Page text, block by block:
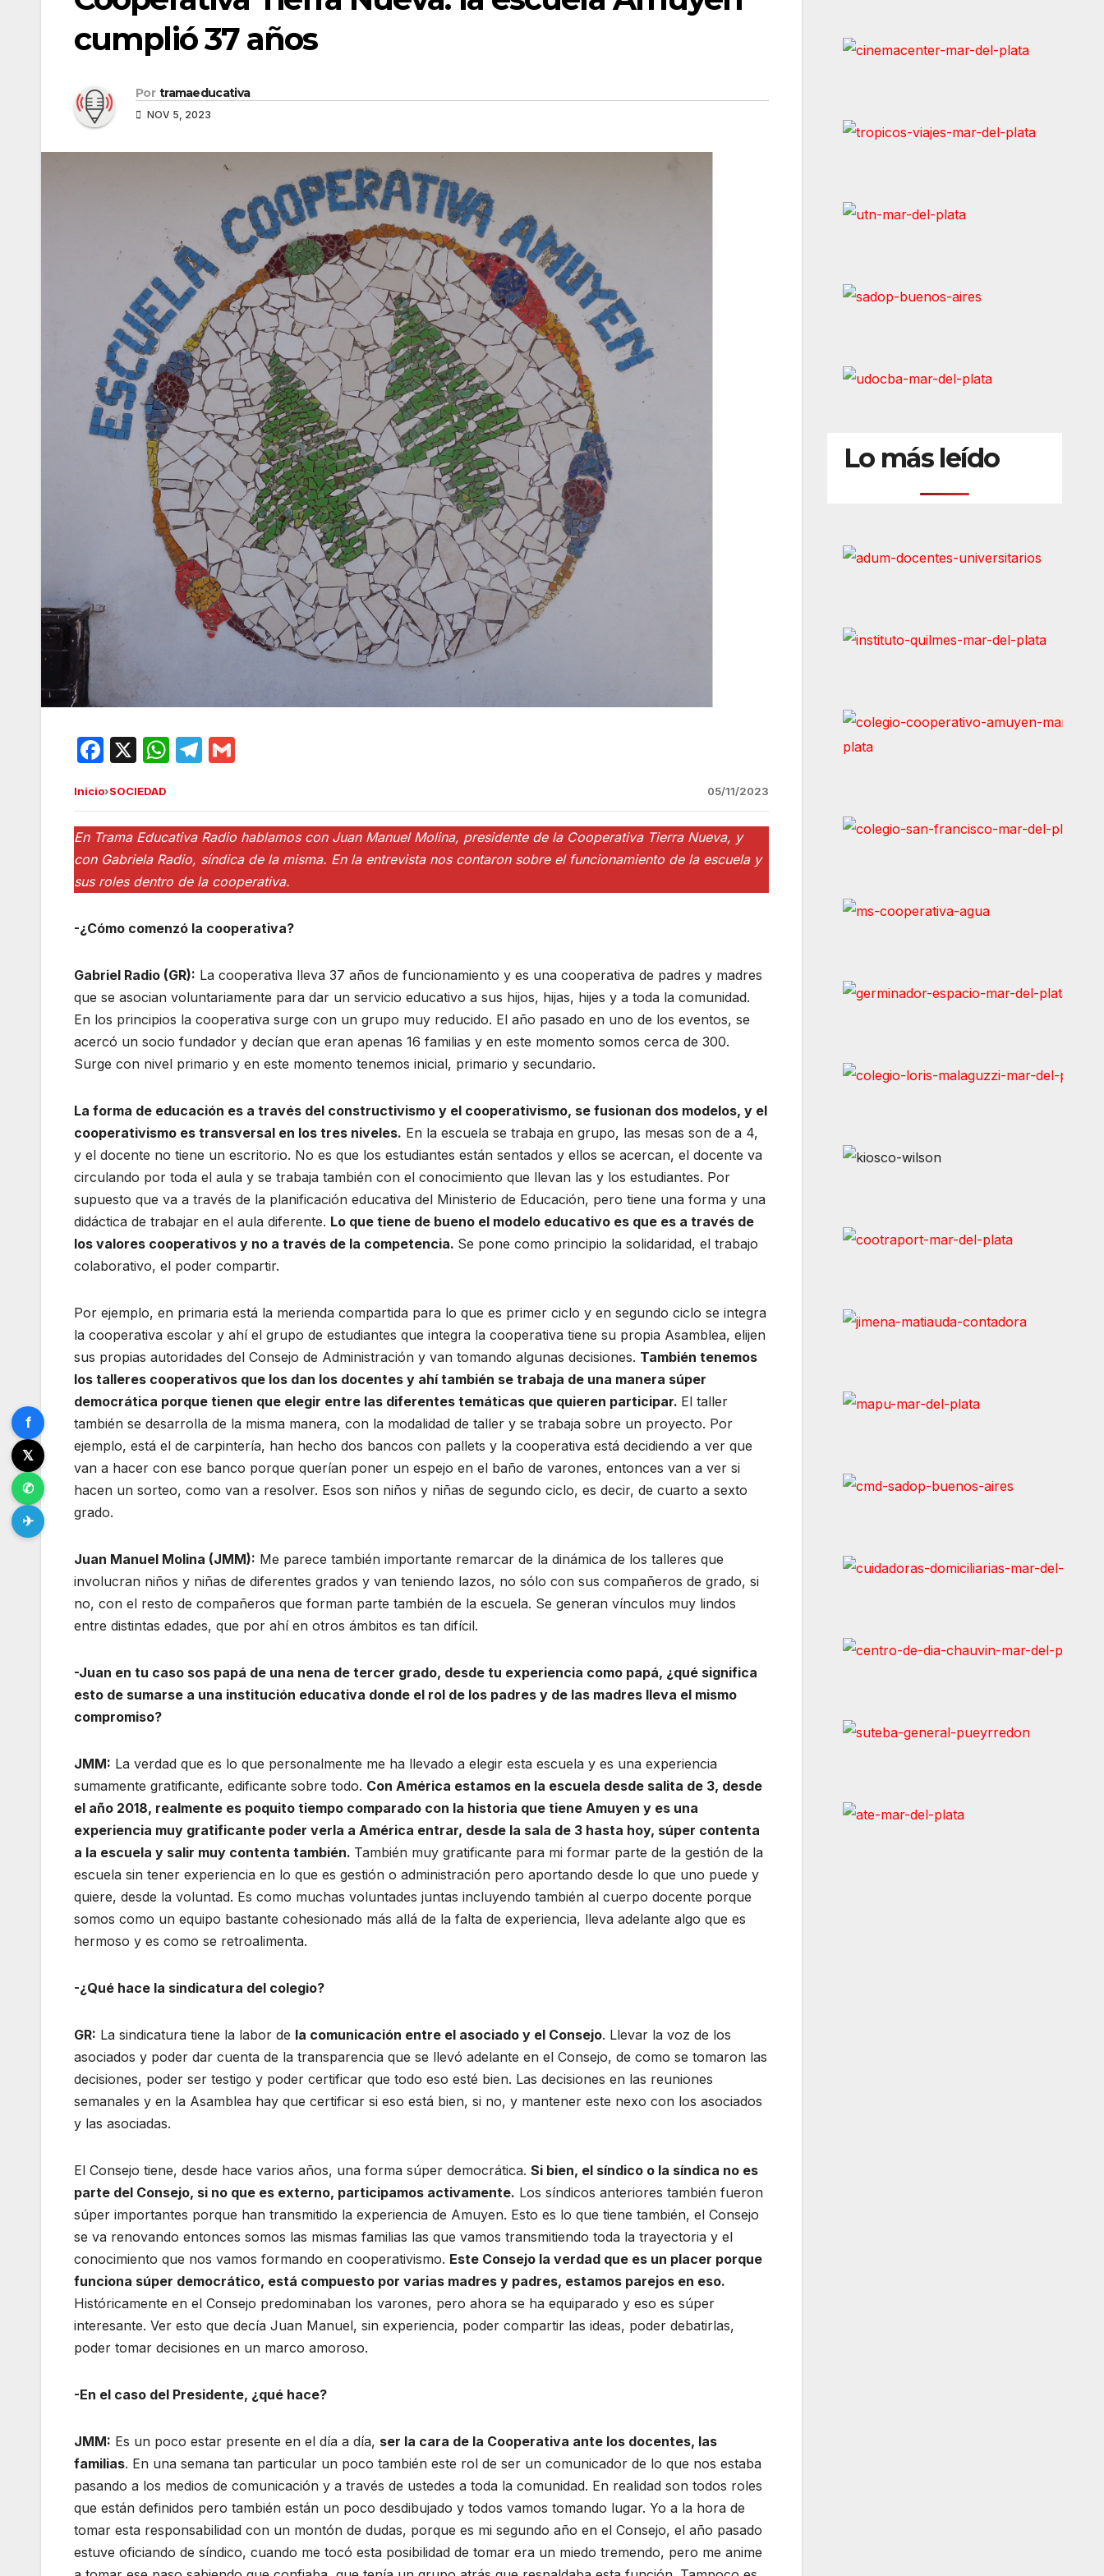
cumplió 37 años
Por tramaeducativa
NOV 5, 2023
F
c
e
b
o
k
X
W
at
s
A
p
T
e
gr
a
m
ail
Inicio›SOCIEDAD 05/11/2023
En Trama Educativa Radio hablamos con Juan Manuel Molina, presidente de la Cooperativa Tierra Nueva, y
con Gabriela Radio, síndica de la misma. En la entrevista nos contaron sobre el funcionamiento de la escuela y
sus roles dentro de la cooperativa.
-¿Cómo comenzó la cooperativa?
Gabriel Radio (GR): La cooperativa lleva 37 años de funcionamiento y es una cooperativa de padres y madres
que se asocian voluntariamente para dar un servicio educativo a sus hijos, hijas, hijes y a toda la comunidad.
En los principios la cooperativa surge con un grupo muy reducido. El año pasado en uno de los eventos, se
acercó un socio fundador y decían que eran apenas 16 familias y en este momento somos cerca de 300.
Surge con nivel primario y en este momento tenemos inicial, primario y secundario.
La forma de educación es a través del constructivismo y el cooperativismo, se fusionan dos modelos, y el
cooperativismo es transversal en los tres niveles. En la escuela se trabaja en grupo, las mesas son de a 4,
y el docente no tiene un escritorio. No es que los estudiantes están sentados y ellos se acercan, el docente va
circulando por toda el aula y se trabaja también con el conocimiento que llevan las y los estudiantes. Por
supuesto que va a través de la planificación educativa del Ministerio de Educación, pero tiene una forma y una
didáctica de trabajar en el aula diferente. Lo que tiene de bueno el modelo educativo es que es a través de
los valores cooperativos y no a través de la competencia. Se pone como principio la solidaridad, el trabajo
colaborativo, el poder compartir.
Por ejemplo, en primaria está la merienda compartida para lo que es primer ciclo y en segundo ciclo se integra
la cooperativa escolar y ahí el grupo de estudiantes que integra la cooperativa tiene su propia Asamblea, elijen
sus propias autoridades del Consejo de Administración y van tomando algunas decisiones. También tenemos
los talleres cooperativos que los dan los docentes y ahí también se trabaja de una manera súper
democrática porque tienen que elegir entre las diferentes temáticas que quieren participar. El taller
también se desarrolla de la misma manera, con la modalidad de taller y se trabaja sobre un proyecto. Por
ejemplo, está el de carpintería, han hecho dos bancos con pallets y la cooperativa está decidiendo a ver que
van a hacer con ese banco porque querían poner un espejo en el baño de varones, entonces van a ver si
hacen un sorteo, como van a resolver. Esos son niños y niñas de segundo ciclo, es decir, de cuarto a sexto
grado.
Juan Manuel Molina (JMM): Me parece también importante remarcar de la dinámica de los talleres que
involucran niños y niñas de diferentes grados y van teniendo lazos, no sólo con sus compañeros de grado, si
no, con el resto de compañeros que forman parte también de la escuela. Se generan vínculos muy lindos
entre distintas edades, que por ahí en otros ámbitos es tan difícil.
-Juan en tu caso sos papá de una nena de tercer grado, desde tu experiencia como papá, ¿qué significa
esto de sumarse a una institución educativa donde el rol de los padres y de las madres lleva el mismo
compromiso?
JMM: La verdad que es lo que personalmente me ha llevado a elegir esta escuela y es una experiencia
sumamente gratificante, edificante sobre todo. Con América estamos en la escuela desde salita de 3, desde
el año 2018, realmente es poquito tiempo comparado con la historia que tiene Amuyen y es una
experiencia muy gratificante poder verla a América entrar, desde la sala de 3 hasta hoy, súper contenta
a la escuela y salir muy contenta también. También muy gratificante para mi formar parte de la gestión de la
escuela sin tener experiencia en lo que es gestión o administración pero aportando desde lo que uno puede y
quiere, desde la voluntad. Es como muchas voluntades juntas incluyendo también al cuerpo docente porque
somos como un equipo bastante cohesionado más allá de la falta de experiencia, lleva adelante algo que es
hermoso y es como se retroalimenta.
-¿Qué hace la sindicatura del colegio?
GR: La sindicatura tiene la labor de la comunicación entre el asociado y el Consejo. Llevar la voz de los
asociados y poder dar cuenta de la transparencia que se llevó adelante en el Consejo, de como se tomaron las
decisiones, poder ser testigo y poder certificar que todo eso esté bien. Las decisiones en las reuniones
semanales y en la Asamblea hay que certificar si eso está bien, si no, y mantener este nexo con los asociados
y las asociadas.
El Consejo tiene, desde hace varios años, una forma súper democrática. Si bien, el síndico o la síndica no es
parte del Consejo, si no que es externo, participamos activamente. Los síndicos anteriores también fueron
súper importantes porque han transmitido la experiencia de Amuyen. Esto es lo que tiene también, el Consejo
se va renovando entonces somos las mismas familias las que vamos transmitiendo toda la trayectoria y el
conocimiento que nos vamos formando en cooperativismo. Este Consejo la verdad que es un placer porque
funciona súper democrático, está compuesto por varias madres y padres, estamos parejos en eso.
Históricamente en el Consejo predominaban los varones, pero ahora se ha equiparado y eso es súper
interesante. Ver esto que decía Juan Manuel, sin experiencia, poder compartir las ideas, poder debatirlas,
poder tomar decisiones en un marco amoroso.
-En el caso del Presidente, ¿qué hace?
JMM: Es un poco estar presente en el día a día, ser la cara de la Cooperativa ante los docentes, las
familias. En una semana tan particular un poco también este rol de ser un comunicador de lo que nos estaba
pasando a los medios de comunicación y a través de ustedes a toda la comunidad. En realidad son todos roles
que están definidos pero también están un poco desdibujado y todos vamos tomando lugar. Yo a la hora de
tomar esta responsabilidad con un montón de dudas, porque es mi segundo año en el Consejo, el año pasado
estuve oficiando de síndico, cuando me tocó esta posibilidad de tomar era un miedo tremendo, pero me anime
Lo más leído
f
𝕏
✆
✈